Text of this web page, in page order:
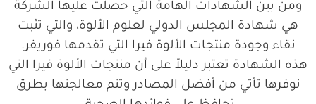
ومن بين الشهادات الهامة التي حصلت عليها الشركة
هي شهادة المجلس الدولي لعلوم الألوة، والتي تثبت
نقاء وجودة منتجات الألوة فيرا التي تقدمها فوريفر.
هذه الشهادة تعتبر دليلاً على أن منتجات الألوة فيرا التي
نوفرها تأتي من أفضل المصادر وتتم معالجتها بطرق